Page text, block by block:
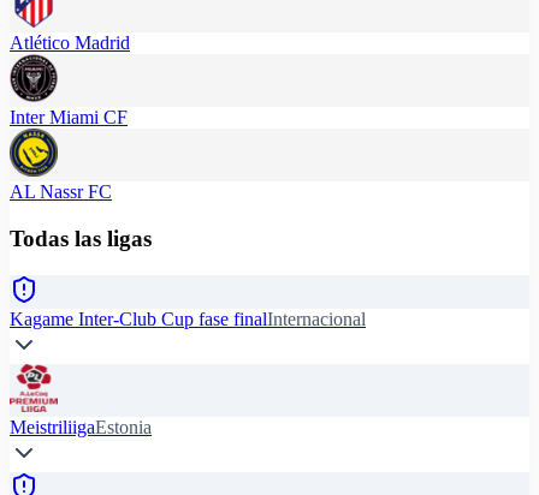
Atlético Madrid
Inter Miami CF
AL Nassr FC
Todas las ligas
Kagame Inter-Club Cup fase finalInternacional
MeistriliigaEstonia